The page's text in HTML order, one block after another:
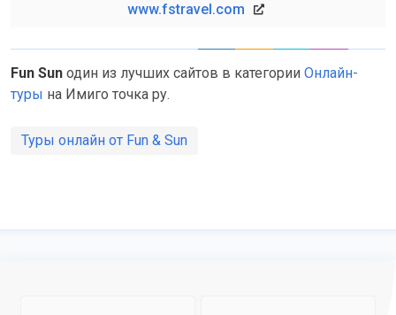
www.fstravel.com
Fun Sun один из лучших сайтов в категории Онлайн-
туры на Имиго точка ру.
Туры онлайн от Fun & Sun